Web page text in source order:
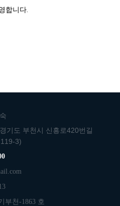
합니다.
기도 부천시 신흥로420번길
3)
부천-1863 호